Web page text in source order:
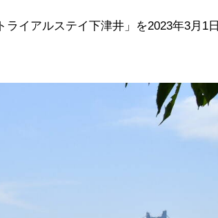
イアルステイ下津井」を2023年3月1日